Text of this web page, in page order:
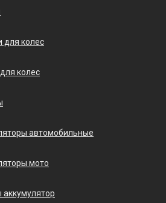
для колес
колес
автомобильные
мото